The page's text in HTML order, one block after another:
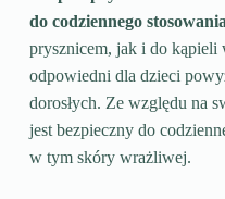
do codziennego
prysznicem, jak i do kąpieli
odpowiedni dla dzieci
dorosłych. Ze względu na
jest bezpieczny do
w tym skóry wrażliwej.